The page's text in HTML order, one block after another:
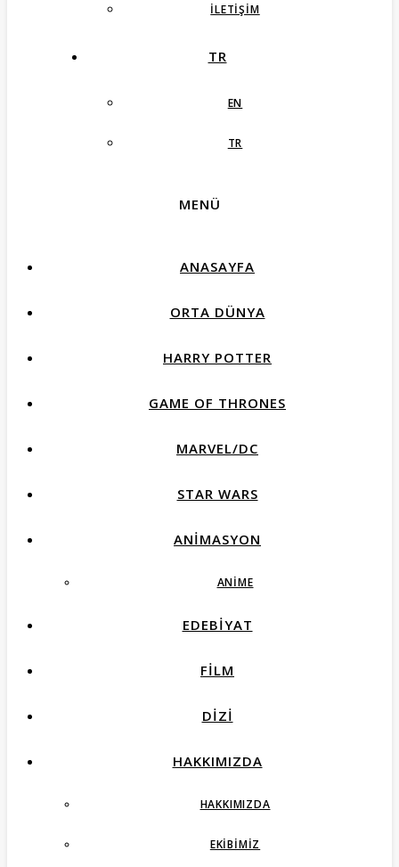
İLETIŞIM
TR
EN
TR
MENÜ
ANASAYFA
ORTA DÜNYA
HARRY POTTER
GAME OF THRONES
MARVEL/DC
STAR WARS
ANIMASYON
ANIME
EDEBIYAT
FILM
DIZI
HAKKIMIZDA
HAKKIMIZDA
EKIBIMIZ